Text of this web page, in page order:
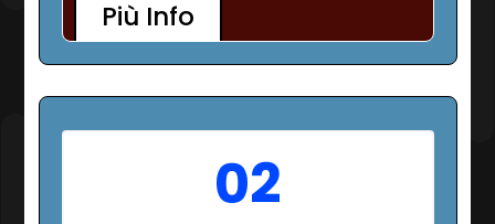
Più Info
02